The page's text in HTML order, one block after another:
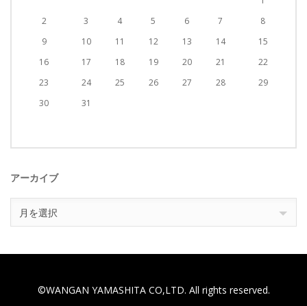
2
3 4 5 6 7
8
9
10 11 12 13 14
15
16
17 18 19 20 21
22
23
24 25 26 27 28
29
30
31
アーカイブ
ー
イ
月を選択
©WANGAN YAMASHITA CO,LTD. All rights reserved.